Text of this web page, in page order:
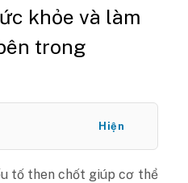
khỏe và làm
trong
Hiện
tố then chốt giúp cơ thể